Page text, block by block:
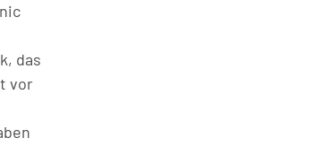
das
vor